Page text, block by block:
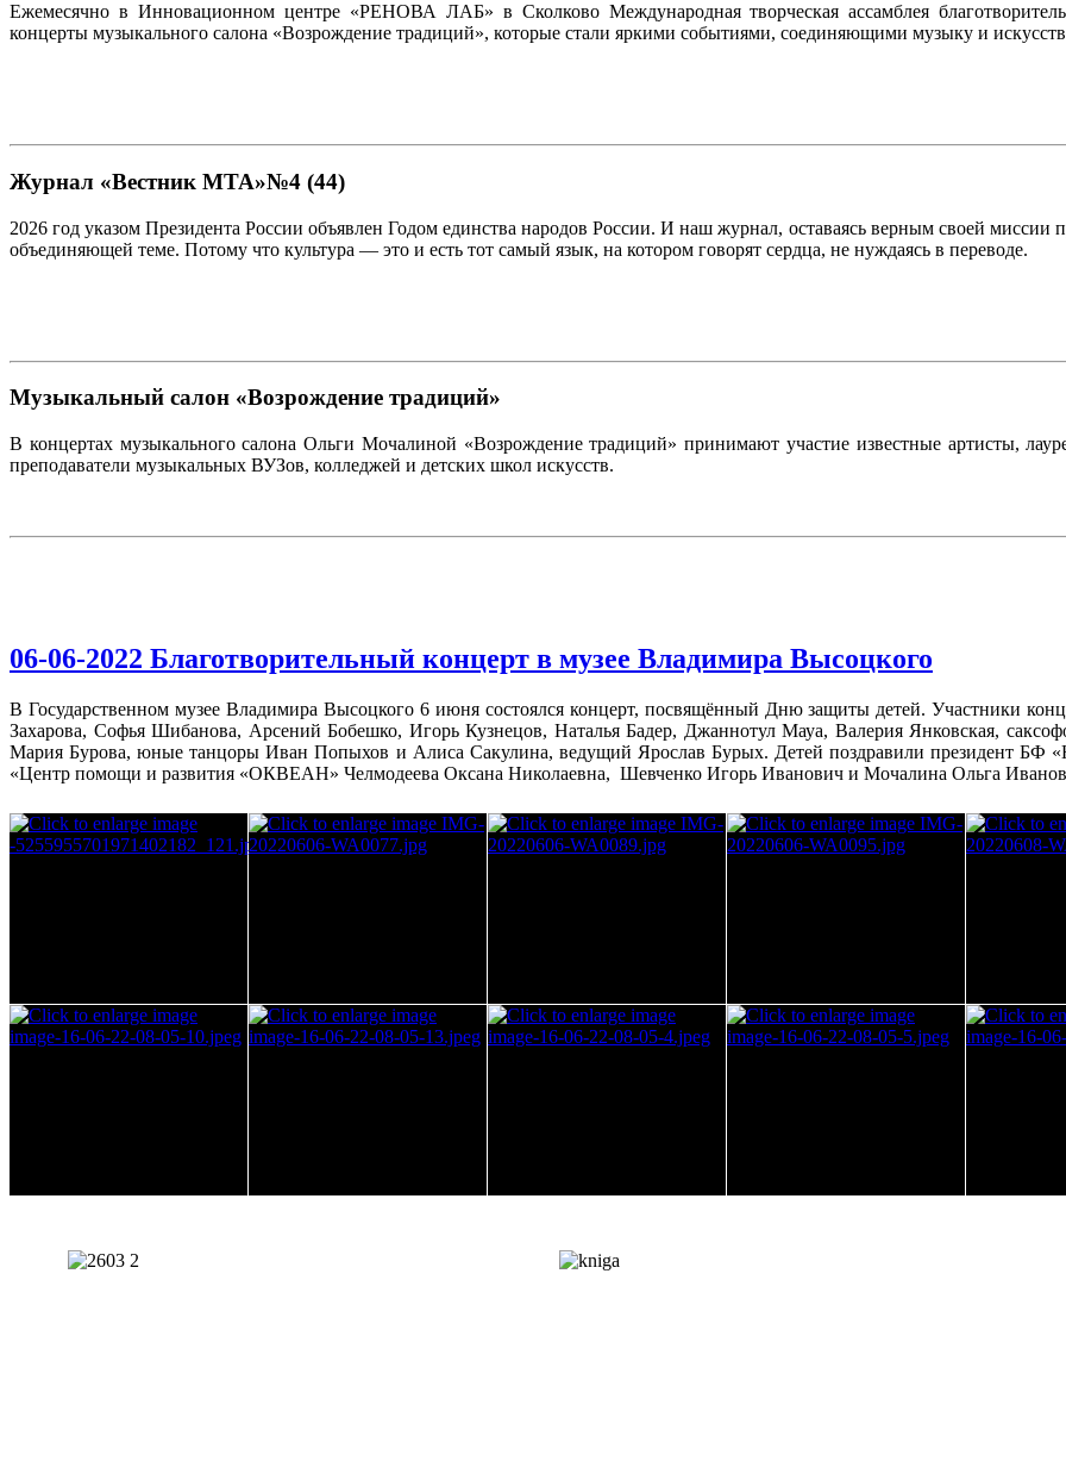
Ежемесячно в Инновационном центре «РЕНОВА ЛАБ» в Сколково Международная творческая ассамблея
концерты музыкального салона «Возрождение традиций», которые стали яркими событиями, соединяющими музыку и
Журнал «Вестник МТА»№4 (44)
2026 год указом Президента России объявлен Годом единства народов России. И наш журнал, оставаясь верным своей миссии
объединяющей теме. Потому что культура — это и есть тот самый язык, на котором говорят сердца, не нуждаясь в переводе.
Музыкальный салон «Возрождение традиций»
В концертах музыкального салона Ольги Мочалиной «Возрождение традиций» принимают участие известные артисты,
преподаватели музыкальных ВУЗов, колледжей и детских школ искусств.
06-06-2022 Благотворительный концерт в музее Владимира Высоцкого
В Государственном музее Владимира Высоцкого 6 июня состоялся концерт, посвящённый Дню защиты детей. Участники
Захарова, Софья Шибанова, Арсений Бобешко, Игорь Кузнецов, Наталья Бадер, Джаннотул Мауа, Валерия Янковская,
Мария Бурова, юные танцоры Иван Попыхов и Алиса Сакулина, ведущий Ярослав Бурых. Детей поздравили президент
«Центр помощи и развития «ОКВЕАН» Челмодеева Оксана Николаевна, Шевченко Игорь Иванович и Мочалина Ольга